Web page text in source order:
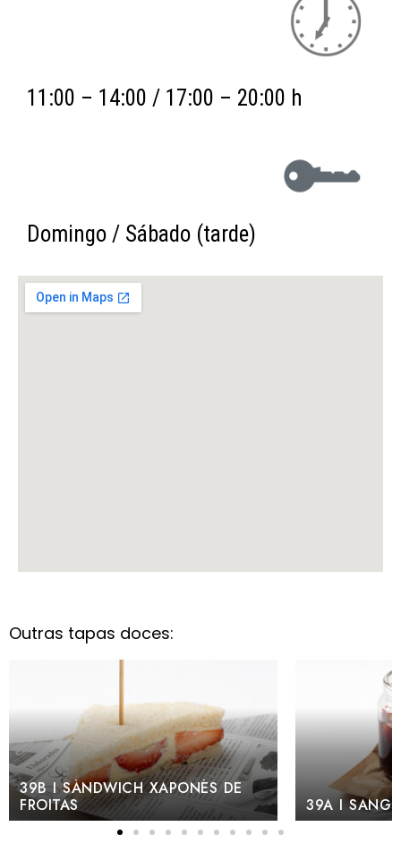
11:00 – 14:00 / 17:00 – 20:00 h
Domingo / Sábado (tarde)
Outras tapas doces:
DE
39A I SANGRÍA DE AGAR-AGAR